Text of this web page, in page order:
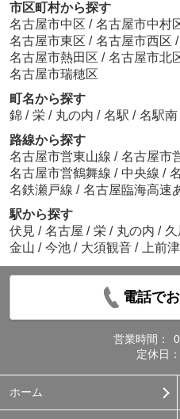
市区町村から探す
名古屋市中区 / 名古屋市中村
名古屋市東区 / 名古屋市西区 /
名古屋市熱田区 / 名古屋市北
名古屋市瑞穂区
町名から探す
錦 / 栄 / 丸の内 / 名駅 / 名駅南
路線から探す
名古屋市営東山線 / 名古屋市
名古屋市営鶴舞線 / 中央線 /
名鉄瀬戸線 / 名古屋臨海高速
駅から探す
伏見 / 名古屋 / 栄 / 丸の内 /
金山 / 今池 / 大須観音 / 上前津
電話で
営業時間：
定休日：
ホーム